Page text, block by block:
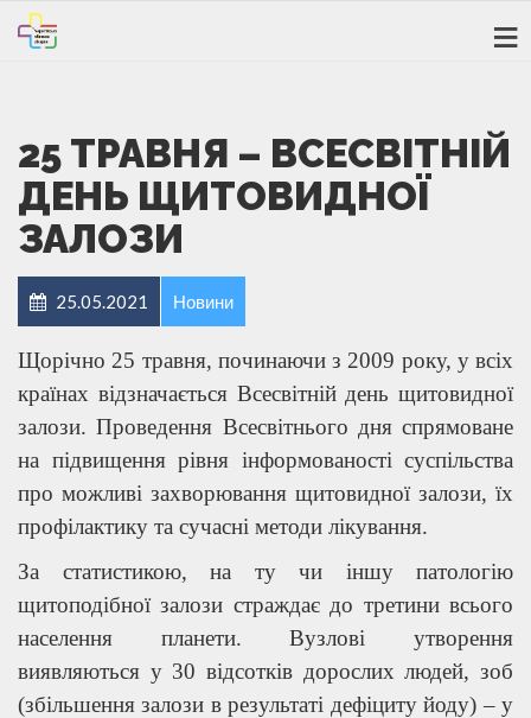
25 ТРАВНЯ – ВСЕСВІТНІЙ
ДЕНЬ ЩИТОВИДНОЇ
ЗАЛОЗИ
25.05.2021 Новини
Щорічно 25 травня, починаючи з 2009 року, у всіх
країнах відзначається Всесвітній день щитовидної
залози. Проведення Всесвітнього дня спрямоване
на підвищення рівня інформованості суспільства
про можливі захворювання щитовидної залози, їх
профілактику та сучасні методи лікування.
За статистикою, на ту чи іншу патологію
щитоподібної залози страждає до третини всього
населення планети. Вузлові утворення
виявляються у 30 відсотків дорослих людей, зоб
(збільшення залози в результаті дефіциту йоду) – у